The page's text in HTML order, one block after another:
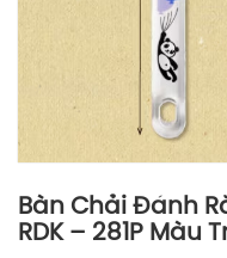
Bàn Chải Đánh
RDK – 281P Màu